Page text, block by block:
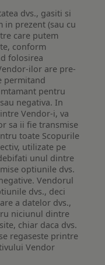
dvs., gasiti si
in prezent (sau cu
care putem
conform
folosirea
ilor are pre-
permitand
pentru
negativa. In
Vendor-i, va
sa ii fie transmise
toate Scopurile
utilizate pe
unul dintre
optiunile dvs.
Vendorul
dvs., deci
a datelor dvs.,
niciunul dintre
chiar daca dvs.
regaseste printre
Vendor